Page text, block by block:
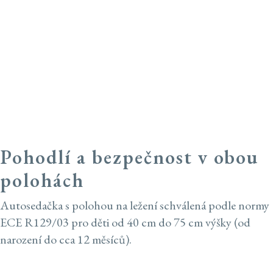
Pohodlí a bezpečnost v obou
polohách
Autosedačka s polohou na ležení schválená podle normy
ECE R129/03 pro děti od 40 cm do 75 cm výšky (od
narození do cca 12 měsíců).